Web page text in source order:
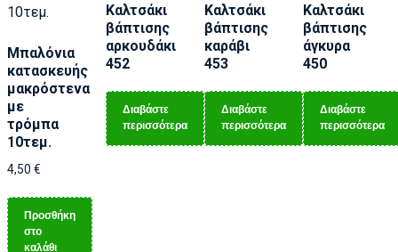
Μπαλόνια
κατασκευής
μακρόστενα
με
τρόμπα
10τεμ.
4,50 €
Προσθήκη
στο
καλάθι
Καλτσάκι
βάπτισης
αρκουδάκι
452
Διαβάστε
περισσότερα
Καλτσάκι
βάπτισης
καράβι
453
Διαβάστε
περισσότερα
Καλτσάκι
βάπτισης
άγκυρα
450
Διαβάστε
περισσότερα